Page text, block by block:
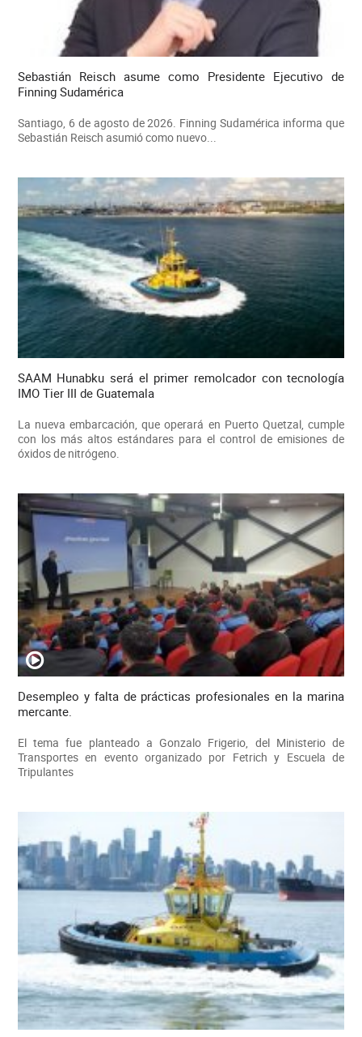
Sebastián Reisch asume como Presidente Ejecutivo de
Finning Sudamérica
Santiago, 6 de agosto de 2026. Finning Sudamérica informa que
Sebastián Reisch asumió como nuevo...
SAAM Hunabku será el primer remolcador con tecnología
IMO Tier III de Guatemala
La nueva embarcación, que operará en Puerto Quetzal, cumple
con los más altos estándares para el control de emisiones de
óxidos de nitrógeno.
Desempleo y falta de prácticas profesionales en la marina
mercante.
El tema fue planteado a Gonzalo Frigerio, del Ministerio de
Transportes en evento organizado por Fetrich y Escuela de
Tripulantes